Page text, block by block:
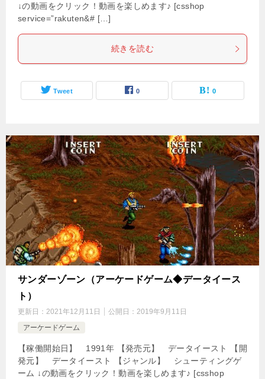
↓の動画をクリック！動画を楽しめます♪ [csshop
service=”rakuten&# […]
続きを読む
Tweet 0 0
サンダーゾーン（アーケードゲーム◆データイース
ト）
更新日： 2021年12月11日 公開日： 2019年9月11日
アーケードゲーム
【稼働開始日】 1991年 【発売元】 データイースト 【開
発元】 データイースト 【ジャンル】 シューティングゲ
ーム ↓の動画をクリック！動画を楽しめます♪ [csshop